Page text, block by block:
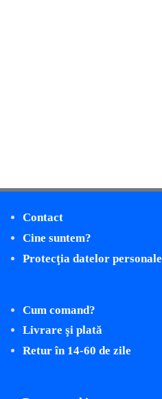
Contact
Cine suntem?
Protecţia datelor personale
Cum comand?
Livrare şi plată
Retur în 14-60 de zile